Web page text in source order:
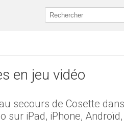
en jeu vidéo
secours de Cosette
sur iPad, iPhone, Androïd,